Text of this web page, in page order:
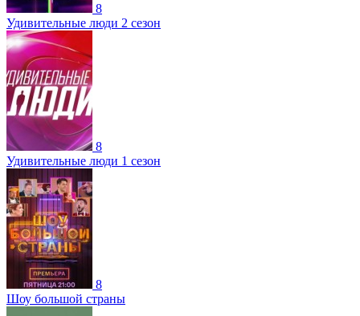
8
Удивительные люди 2 сезон
8
Удивительные люди 1 сезон
8
Шоу большой страны